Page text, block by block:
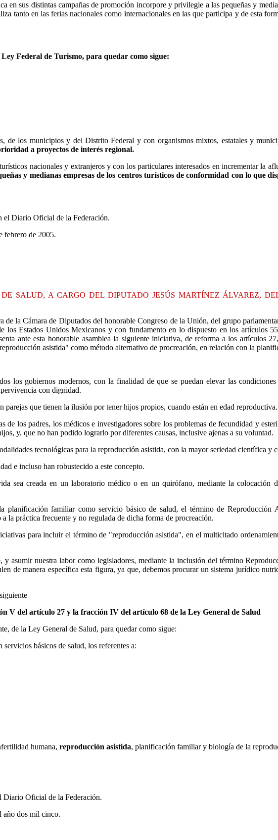
sus distintas campañas de promoción incorpore y privilegie a las pequeñas y
tanto en las ferias nacionales como internacionales en las que participa y de esta
Federal de Turismo, para quedar como sigue:
de los municipios y del Distrito Federal y con organismos mixtos, estatales y
a proyectos de interés regional.
nacionales y extranjeros y con los particulares interesados en incrementar la
y medianas empresas de los centros turísticos de conformidad con lo que
el Diario Oficial de la Federación.
febrero de 2005.
SALUD, A CARGO DEL DIPUTADO JESÚS MARTÍNEZ ÁLVAREZ,
la Cámara de Diputados del honorable Congreso de la Unión, del grupo
Estados Unidos Mexicanos y con fundamento en lo dispuesto en los artículos
ante esta honorable asamblea la siguiente iniciativa, de reforma a los artículos
asistida" como método alternativo de procreación, en relación con la
los gobiernos modernos, con la finalidad de que se puedan elevar las
con dignidad.
que tienen la ilusión por tener hijos propios, cuando están en edad reproductiva.
de los padres, los médicos e investigadores sobre los problemas de fecundidad y
y, que no han podido lograrlo por diferentes causas, inclusive ajenas a su voluntad.
tecnológicas para la reproducción asistida, con la mayor seriedad científica y
e incluso han robustecido a este concepto.
sea creada en un laboratorio médico o en un quirófano, mediante la colocación
familiar como servicio básico de salud, el término de Reproducción
la práctica frecuente y no regulada de dicha forma de procreación.
para incluir el término de "reproducción asistida", en el multicitado
asumir nuestra labor como legisladores, mediante la inclusión del término
de manera específica esta figura, ya que, debemos procurar un sistema jurídico
V del artículo 27 y la fracción IV del artículo 68 de la Ley General de Salud
de la Ley General de Salud, para quedar como sigue:
básicos de salud, los referentes a:
humana, reproducción asistida, planificación familiar y biología de la
Diario Oficial de la Federación.
año dos mil cinco.